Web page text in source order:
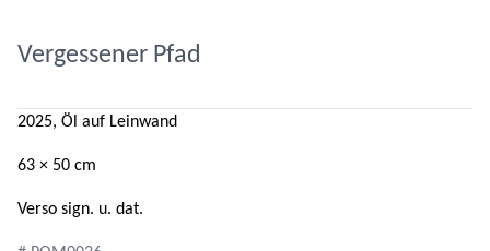
Vergessener Pfad
2025, Öl auf Leinwand
63 × 50 cm
Verso sign. u. dat.